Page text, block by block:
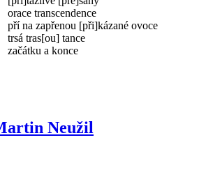
orace transcendence
pří na zapřenou [při]kázané ovoce
trsá tras[ou] tance
začátku a konce
Neužil